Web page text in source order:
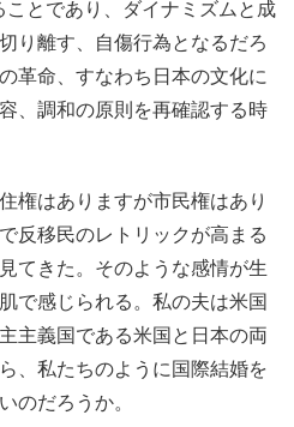
とであり、ダイナミズムと成
り離す、自傷行為となるだろ
革命、すなわち日本の文化に
、調和の原則を再確認する時
権はありますが市民権はあり
反移民のレトリックが高まる
てきた。そのような感情が生
で感じられる。私の夫は米国
主義国である米国と日本の両
、私たちのように国際結婚を
のだろうか。